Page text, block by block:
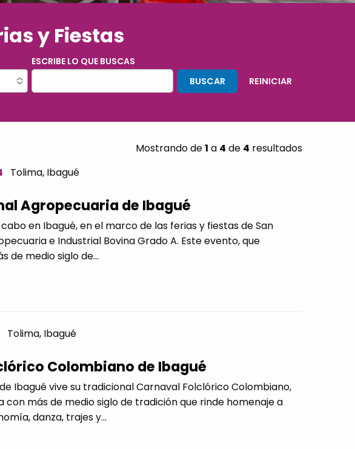
y Fiestas
ESCRIBE LO QUE BUSCAS
Mostrando de1 a 4 de 4 resultados
Tolima, Ibagué
Agropecuaria de Ibagué
cabo en Ibagué, en el marco de las ferias y fiestas de San
e Industrial Bovina Grado A. Este evento, que
de medio siglo de...
Tolima, Ibagué
Colombiano de Ibagué
Ibagué vive su tradicional Carnaval Folclórico Colombiano,
con más de medio siglo de tradición que rinde homenaje a
danza, trajes y...